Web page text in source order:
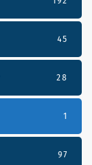
45
28
1
97